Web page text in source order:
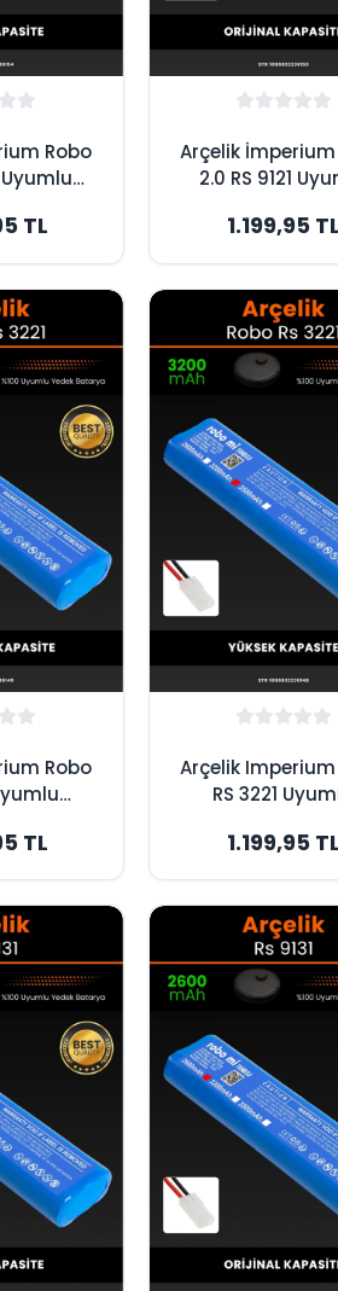
Robo
Uyumlu
-
TL
Arçelik İmperium
2.0 RS 9121
Süpürge
Orijinal
1.199,95 TL
Robo
-
TL
Arçelik Imperium
RS 3221
Süpürge
Yüksek
1.199,95 TL